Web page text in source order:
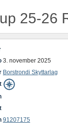
25-26
3. november 2025
Borstrondi Skyttarlag
91207175